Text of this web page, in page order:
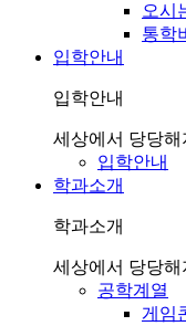
오시
통학
입학안내
입학안내
세상에서 당당해
입학안내
학과소개
학과소개
세상에서 당당해
공학계열
게임